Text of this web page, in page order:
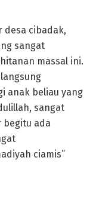
desa cibadak,
sangat
massal ini.
anak beliau yang
sangat
begitu ada
ciamis”